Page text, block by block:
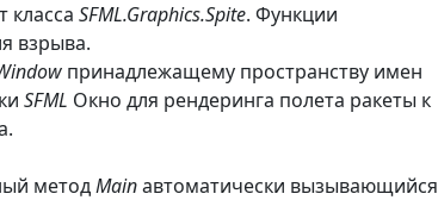
класса SFML.Graphics.Spite. Функции
взрыва.
принадлежащему пространству имен
SFML Окно для рендеринга полета ракеты к
методMainавтоматически вызывающийся